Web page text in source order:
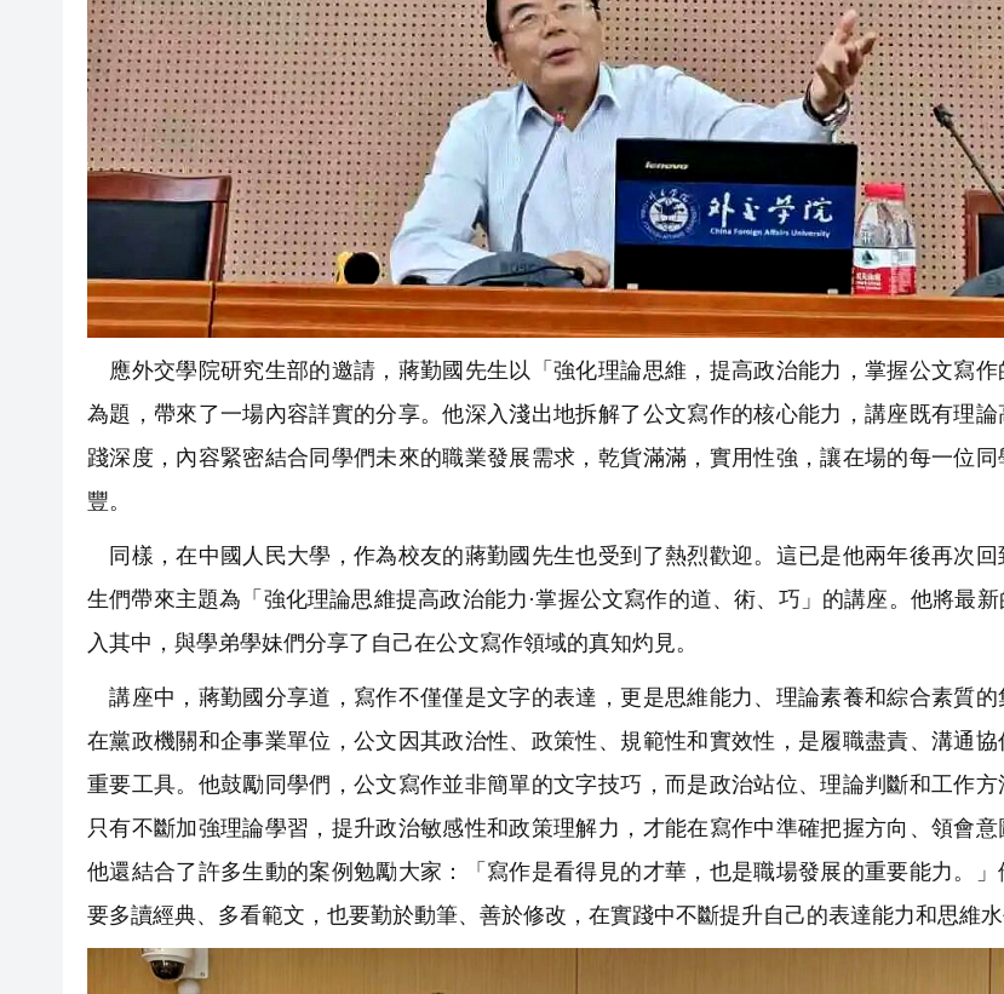
應外交學院研究生部的邀請，蔣勤國先生以「強化理論思維，提高政治能力，掌握公文寫作
為題，帶來了一場內容詳實的分享。他深入淺出地拆解了公文寫作的核心能力，講座既有理
踐深度，內容緊密結合同學們未來的職業發展需求，乾貨滿滿，實用性強，讓在場的每一位
豐。
同樣，在中國人民大學，作為校友的蔣勤國先生也受到了熱烈歡迎。這已是他兩年後再次回
生們帶來主題為「強化理論思維提高政治能力·掌握公文寫作的道、術、巧」的講座。他將最
入其中，與學弟學妹們分享了自己在公文寫作領域的真知灼見。
講座中，蔣勤國分享道，寫作不僅僅是文字的表達，更是思維能力、理論素養和綜合素質的
在黨政機關和企事業單位，公文因其政治性、政策性、規範性和實效性，是履職盡責、溝通
重要工具。他鼓勵同學們，公文寫作並非簡單的文字技巧，而是政治站位、理論判斷和工作方
只有不斷加強理論學習，提升政治敏感性和政策理解力，才能在寫作中準確把握方向、領會意
他還結合了許多生動的案例勉勵大家：「寫作是看得見的才華，也是職場發展的重要能力。
要多讀經典、多看範文，也要勤於動筆、善於修改，在實踐中不斷提升自己的表達能力和思維水